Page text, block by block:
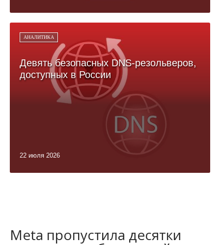
АНАЛИТИКА
Девять безопасных DNS-резольверов,
доступных в России
22 июля 2026
Meta пропустила десятки